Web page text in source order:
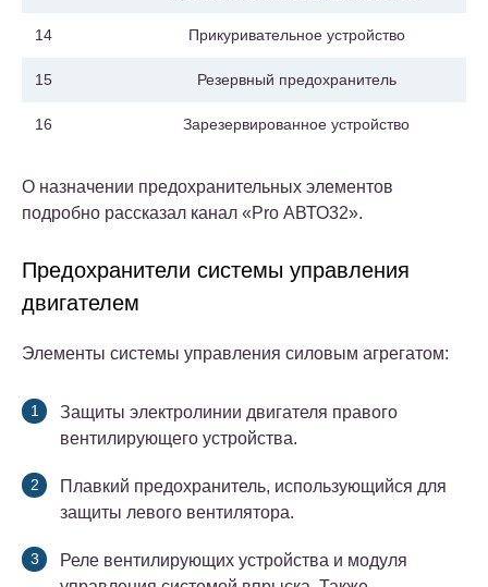
14 Прикуривательное устройство
15 Резервный предохранитель
16 Зарезервированное устройство
О назначении предохранительных элементов
подробно рассказал канал «Pro АВТО32».
Предохранители системы управления
двигателем
Элементы системы управления силовым агрегатом:
Защиты электролинии двигателя правого
вентилирующего устройства.
Плавкий предохранитель, использующийся для
защиты левого вентилятора.
Реле вентилирующих устройства и модуля